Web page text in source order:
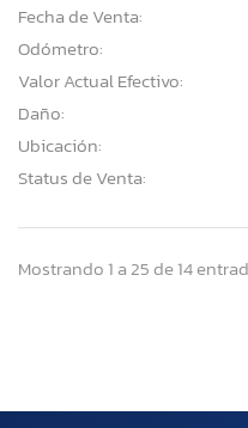
Fecha de Venta:
Odómetro:
Valor Actual Efectivo:
Daño:
Ubicación:
Status de Venta:
Mostrando 1 a 25 de 14